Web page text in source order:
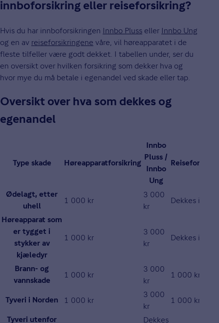
innboforsikring eller reiseforsikring?
Hvis du har innboforsikringen Innbo Pluss eller Innbo Ung
og en av reiseforsikringene våre, vil høreapparatet i de
fleste tilfeller være godt dekket. I tabellen under, ser du
en oversikt over hvilken forsikring som dekker hva og
hvor mye du må betale i egenandel ved skade eller tap.
Oversikt over hva som dekkes og
egenandel
Type skade Høreapparatforsikring
Innbo
Pluss /
Innbo
Ung
Ødelagt, etter
uhell
1 000 kr
3 000
kr
Dekkes ikke
Høreapparat som
er tygget i
stykker av
kjæledyr
1 000 kr
3 000
kr
Dekkes ikke
Brann- og
vannskade
1 000 kr
3 000
kr
1 000 kr
Tyveri i Norden 1 000 kr
3 000
kr
1 000 kr
Tyveri utenfor Dekkes